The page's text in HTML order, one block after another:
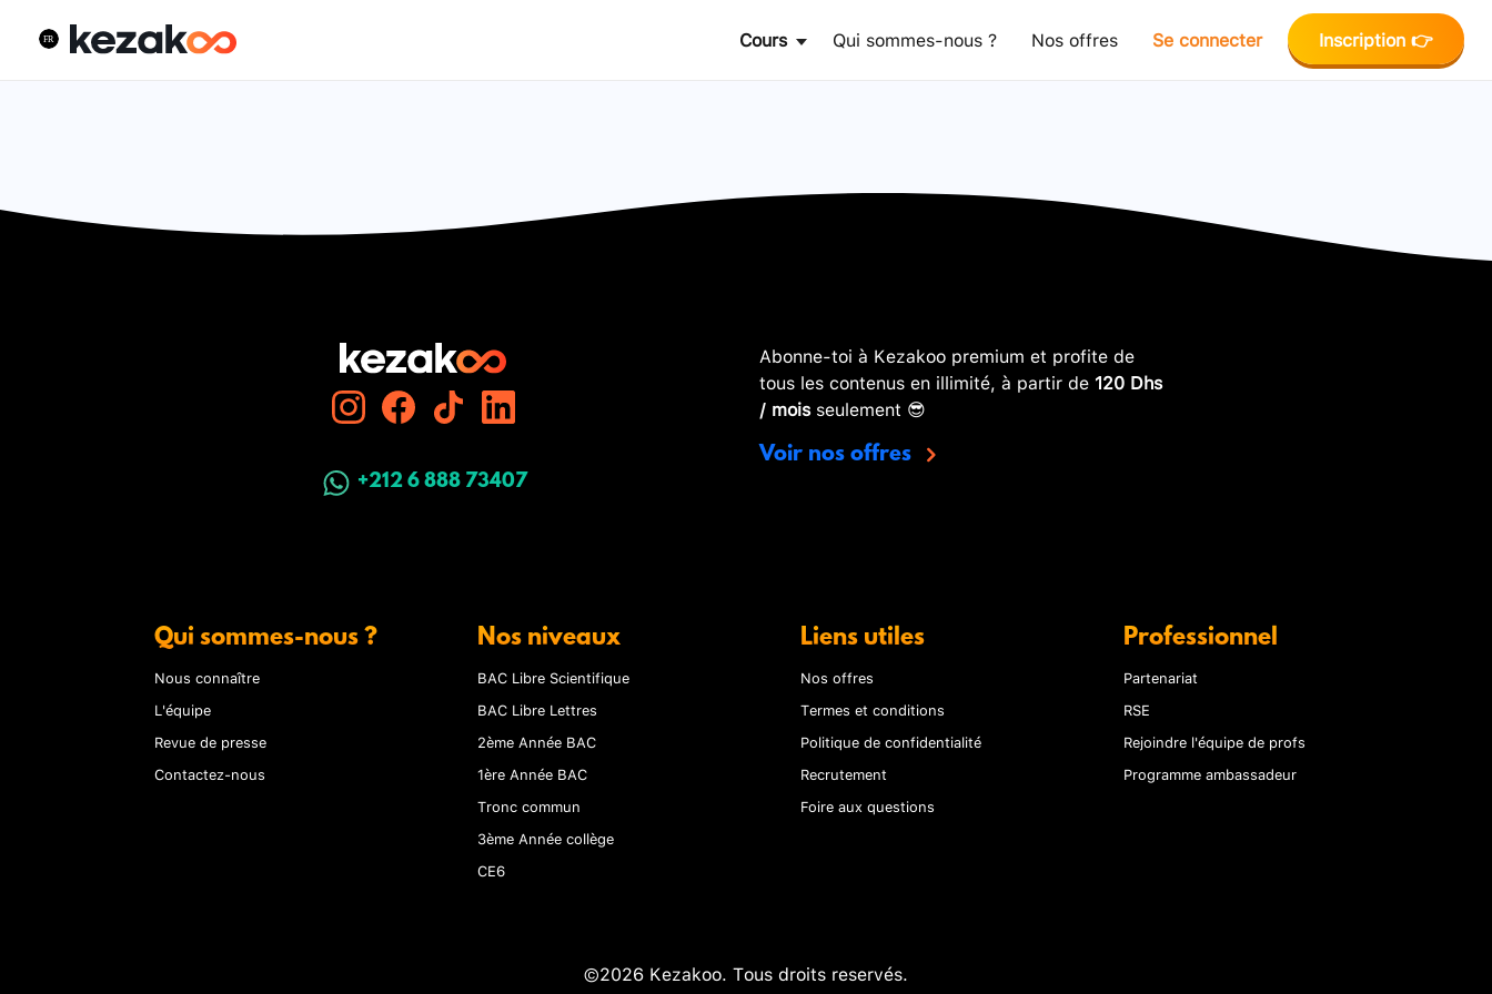
Cours Qui sommes-nous ? Nos offres Se connecter Inscription 👉
+212 6 888 73407
Abonne-toi à Kezakoo premium et profite de
tous les contenus en illimité, à partir de 120 Dhs
/ moisseulement 😎
Voir nos offres
Qui sommes-nous ?
Nous connaître
L'équipe
Revue de presse
Contactez-nous
Nos niveaux
BAC Libre Scientifique
BAC Libre Lettres
2ème Année BAC
1ère Année BAC
Tronc commun
3ème Année collège
CE6
Liens utiles
Nos offres
Termes et conditions
Politique de confidentialité
Recrutement
Foire aux questions
Professionnel
Partenariat
RSE
Rejoindre l'équipe de profs
Programme ambassadeur
©2026 Kezakoo. Tous droits reservés.